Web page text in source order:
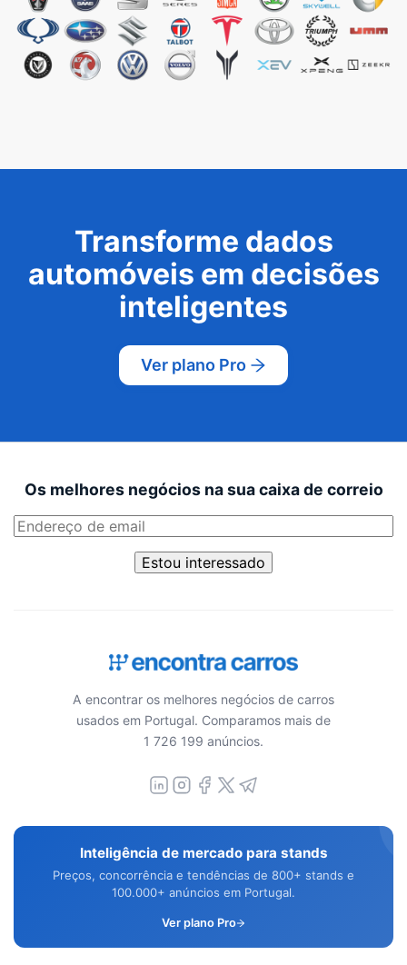
Transforme dados
automóveis em decisões
inteligentes
Ver plano Pro
Os melhores negócios na sua caixa de correio
Estou interessado
A encontrar os melhores negócios de carros
usados em Portugal. Comparamos mais de
1 726 199 anúncios.
Inteligência de mercado para stands
Preços, concorrência e tendências de 800+ stands e
100.000+ anúncios em Portugal.
Ver plano Pro